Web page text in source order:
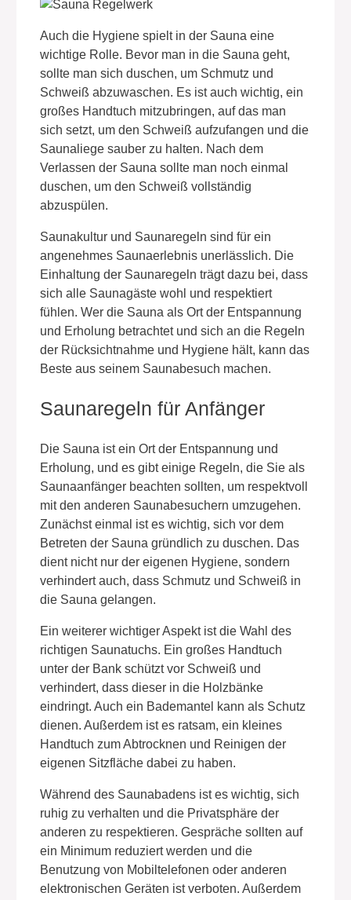
Auch die Hygiene spielt in der Sauna eine
wichtige Rolle. Bevor man in die Sauna geht,
sollte man sich duschen, um Schmutz und
Schweiß abzuwaschen. Es ist auch wichtig, ein
großes Handtuch mitzubringen, auf das man
sich setzt, um den Schweiß aufzufangen und die
Saunaliege sauber zu halten. Nach dem
Verlassen der Sauna sollte man noch einmal
duschen, um den Schweiß vollständig
abzuspülen.
Saunakultur und Saunaregeln sind für ein
angenehmes Saunaerlebnis unerlässlich. Die
Einhaltung der Saunaregeln trägt dazu bei, dass
sich alle Saunagäste wohl und respektiert
fühlen. Wer die Sauna als Ort der Entspannung
und Erholung betrachtet und sich an die Regeln
der Rücksichtnahme und Hygiene hält, kann das
Beste aus seinem Saunabesuch machen.
Saunaregeln für Anfänger
Die Sauna ist ein Ort der Entspannung und
Erholung, und es gibt einige Regeln, die Sie als
Saunaanfänger beachten sollten, um respektvoll
mit den anderen Saunabesuchern umzugehen.
Zunächst einmal ist es wichtig, sich vor dem
Betreten der Sauna gründlich zu duschen. Das
dient nicht nur der eigenen Hygiene, sondern
verhindert auch, dass Schmutz und Schweiß in
die Sauna gelangen.
Ein weiterer wichtiger Aspekt ist die Wahl des
richtigen Saunatuchs. Ein großes Handtuch
unter der Bank schützt vor Schweiß und
verhindert, dass dieser in die Holzbänke
eindringt. Auch ein Bademantel kann als Schutz
dienen. Außerdem ist es ratsam, ein kleines
Handtuch zum Abtrocknen und Reinigen der
eigenen Sitzfläche dabei zu haben.
Während des Saunabadens ist es wichtig, sich
ruhig zu verhalten und die Privatsphäre der
anderen zu respektieren. Gespräche sollten auf
ein Minimum reduziert werden und die
Benutzung von Mobiltelefonen oder anderen
elektronischen Geräten ist verboten. Außerdem